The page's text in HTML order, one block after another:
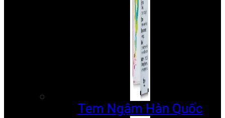
Tem Ngậm Hàn Quốc